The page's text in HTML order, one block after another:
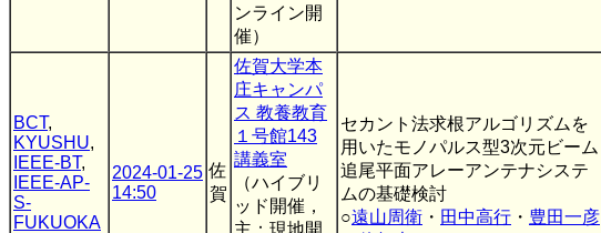
ンライン開
催）
BCT,
KYUSHU,
IEEE-BT,
IEEE-AP-
S-
FUKUOKA
2024-01-25
14:50
佐
賀
佐賀大学本
庄キャンパ
ス 教養教育
１号館143
講義室
（ハイブリ
ッド開催，
主：現地開
セカント法求根アルゴリズムを
用いたモノパルス型3次元ビーム
追尾平面アレーアンテナシステ
ムの基礎検討
○遠山周衛 ・ 田中高行 ・ 豊田一彦